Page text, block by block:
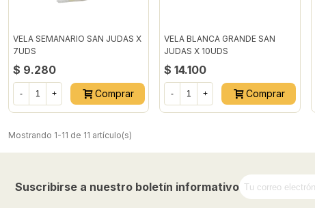
VELA SEMANARIO SAN JUDAS X
7UDS
$ 9.280
- + Comprar
VELA BLANCA GRANDE SAN
JUDAS X 10UDS
$ 14.100
- + Comprar
Mostrando 1-11 de 11 artículo(s)
Suscribirse a nuestro boletín informativo